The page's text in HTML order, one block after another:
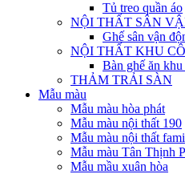
Tủ treo quần áo
NỘI THẤT SÂN
Ghế sân vận
NỘI THẤT KHU
Bàn ghế ăn
THẢM TRẢI SÀN
Mẫu màu
Mẫu màu hòa phát
Mẫu màu nội thất 190
Mẫu màu nội thất fami
Mẫu màu Tân Thịnh
Mẫu mầu xuân hòa